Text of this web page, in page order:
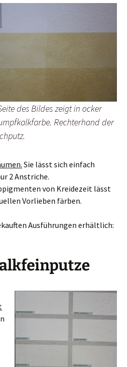
des Bildes zeigt in ocker
Rechterhand der
Sie lässt sich einfach
2 Anstriche.
von Kreidezeit lässt
Vorlieben färben.
Ausführungen erhältlich: